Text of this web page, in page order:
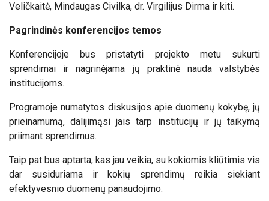
Veličkaitė, Mindaugas Civilka, dr. Virgilijus Dirma ir kiti.
Pagrindinės konferencijos temos
Konferencijoje bus pristatyti projekto metu sukurti
sprendimai ir nagrinėjama jų praktinė nauda valstybės
institucijoms.
Programoje numatytos diskusijos apie duomenų kokybę, jų
prieinamumą, dalijimąsi jais tarp institucijų ir jų taikymą
priimant sprendimus.
Taip pat bus aptarta, kas jau veikia, su kokiomis kliūtimis vis
dar susiduriama ir kokių sprendimų reikia siekiant
efektyvesnio duomenų panaudojimo.